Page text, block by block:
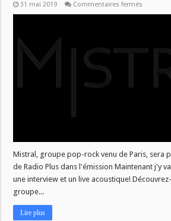
31 mai 2019 Commentaires fermés
Mistral, groupe pop-rock venu de Paris, sera
de Radio Plus dans l'émission Maintenant j'y
une interview et un live acoustique!
groupe...
Lire plus